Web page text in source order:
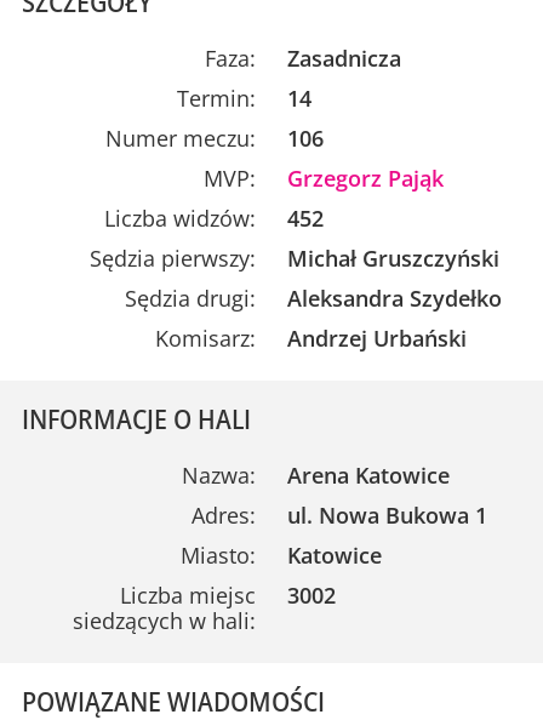
Faza:
Zasadnicza
Termin:
14
Numer meczu:
106
MVP:
Grzegorz Pająk
Liczba widzów:
452
Sędzia pierwszy:
Michał Gruszczyński
Sędzia drugi:
Aleksandra Szydełko
Komisarz:
Andrzej Urbański
INFORMACJE O HALI
Nazwa:
Arena Katowice
Adres:
ul. Nowa Bukowa 1
Miasto:
Katowice
Liczba miejsc
siedzących w hali:
3002
POWIĄZANE WIADOMOŚCI